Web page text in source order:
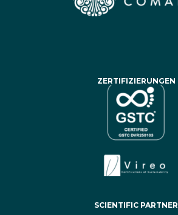
ZERTIFIZIERUNGEN
SCIENTIFIC PARTNER